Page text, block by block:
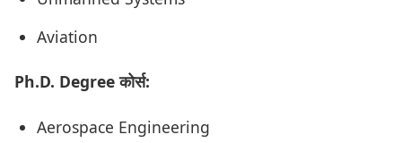
Aviation
Ph.D. Degree कोर्स:
Aerospace Engineering